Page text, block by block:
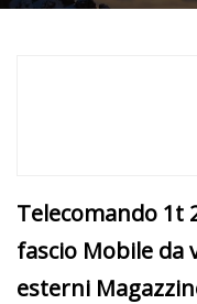
Telecomando 1t
fascio Mobile da
esterni